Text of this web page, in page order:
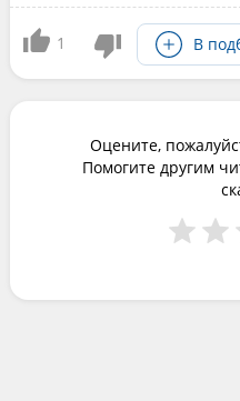
1 В
Оцените,
Помогите другим